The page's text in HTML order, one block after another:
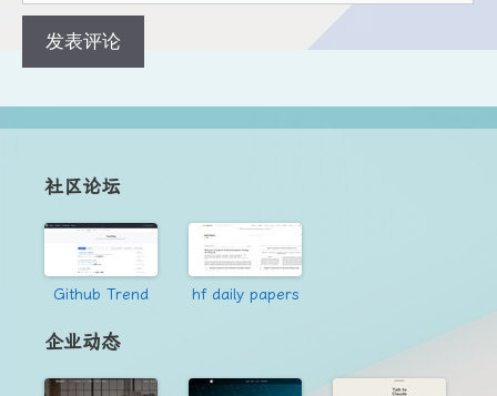
地
地
社区论坛
Github Trend hf daily papers
企业动态